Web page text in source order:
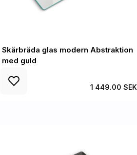
Skärbräda glas modern Abstraktion
med guld
1 449.00 SEK